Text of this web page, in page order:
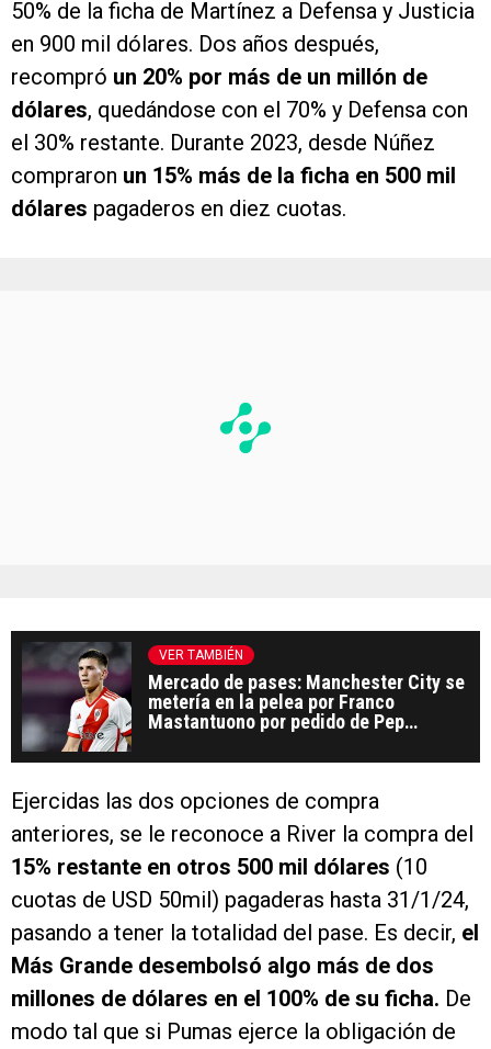
50% de la ficha de Martínez a Defensa y Justicia
en 900 mil dólares. Dos años después,
recompró un 20% por más de un millón de
dólares, quedándose con el 70% y Defensa con
el 30% restante. Durante 2023, desde Núñez
compraron un 15% más de la ficha en 500 mil
dólares pagaderos en diez cuotas.
VER TAMBIÉN
Mercado de pases: Manchester City se
metería en la pelea por Franco
Mastantuono por pedido de Pep
Ejercidas las dos opciones de compra
anteriores, se le reconoce a River la compra del
15% restante en otros 500 mil dólares (10
cuotas de USD 50mil) pagaderas hasta 31/1/24,
pasando a tener la totalidad del pase. Es decir, el
Más Grande desembolsó algo más de dos
millones de dólares en el 100% de su ficha. De
modo tal que si Pumas ejerce la obligación de